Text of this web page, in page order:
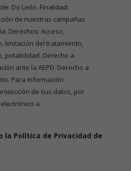
Do León. Finalidad:
de nuestras campañas
Derechos: Acceso,
limitación del tratamiento,
potabilidad. Derecho a
ante la AEPD. Derecho a
Para información
de sus datos, por
a
la Política de Privacidad de